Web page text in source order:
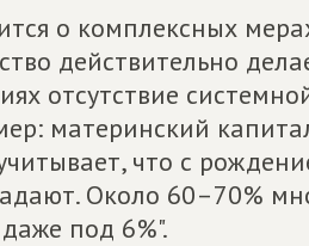
о комплексных
действительно
отсутствие
материнский
что с
Около 60–70%
под 6%".